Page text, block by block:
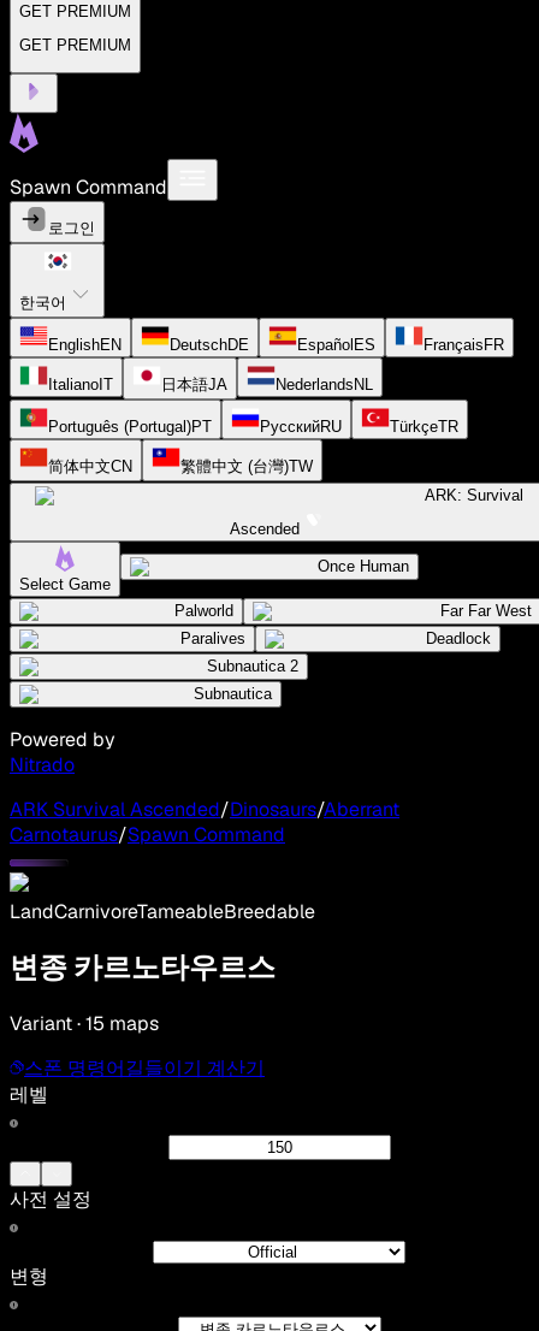
GET PREMIUM
GET PREMIUM
Spawn Command
로그인
한국어
EnglishEN DeutschDE Español ES Français FR
Italiano IT 日本語JA Nederlands NL
Português (Portugal)PT РусскийRU TürkçeTR
简体中文CN 繁體中文 (台灣)TW
ARK: Survival
Ascended
Select Game
Once Human
Palworld
Far Far West
Paralives
Deadlock
Subnautica 2
Subnautica
Powered by
Nitrado
ARK Survival Ascended/Dinosaurs/Aberrant
Carnotaurus/Spawn Command
LandCarnivoreTameableBreedable
변종 카르노타우르스
Variant · 15 maps
스폰 명령어길들이기 계산기
레벨
사전 설정
변형